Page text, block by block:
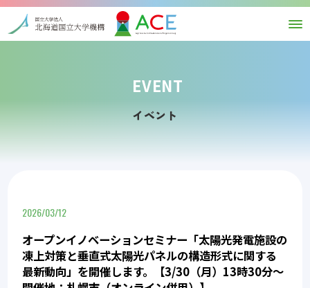
EVENT
イベント
2026/03/12
オープンイノベーションセミナー「太陽光発電施設の
凍上対策と垂直式太陽光パネルの構造形式に関する
最新動向」を開催します。【3/30（月）13時30分～